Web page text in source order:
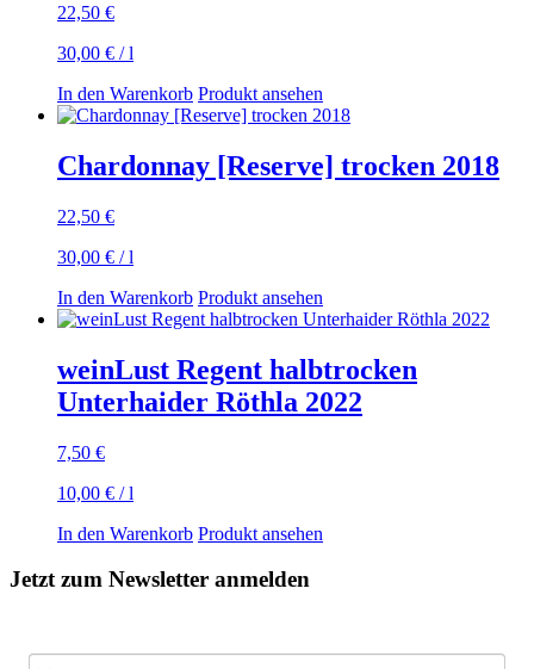
22,50 €
30,00 € /l
In den Warenkorb Produkt ansehen
Chardonnay [Reserve] trocken 2018
22,50 €
30,00 € /l
In den Warenkorb Produkt ansehen
weinLust Regent halbtrocken
Unterhaider Röthla 2022
7,50 €
10,00 € /l
In den Warenkorb Produkt ansehen
Jetzt zum Newsletter anmelden